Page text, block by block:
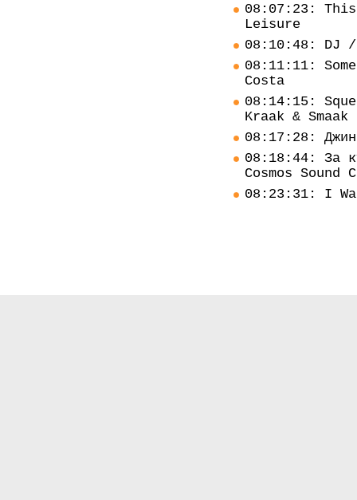
08:07:23:
Leisure
08:10:48: DJ /
08:11:11:
Costa
08:14:15:
Kraak & Smaak
08:17:28:
08:18:44: За
Cosmos Sound
08:23:31: I